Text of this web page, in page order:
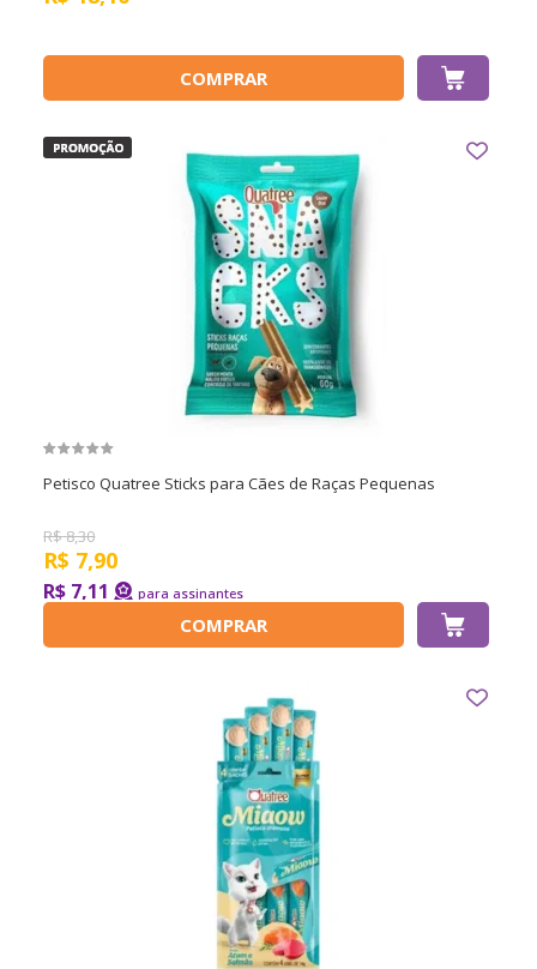
COMPRAR
Petisco Quatree Sticks para Cães de Raças Pequenas
R$8,30
R$ 7,90
R$ 7,11
COMPRAR